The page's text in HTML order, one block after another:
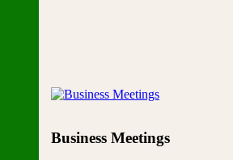
Business Meetings